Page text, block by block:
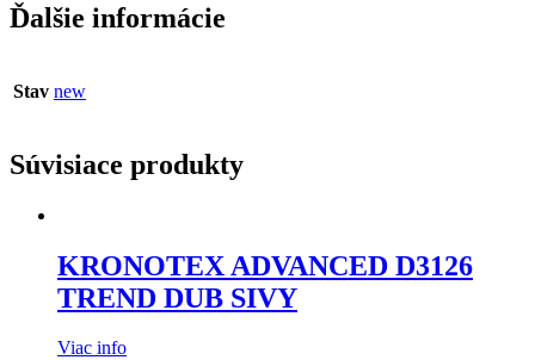
Ďalšie informácie
Stav new
Súvisiace produkty
KRONOTEX ADVANCED D3126
TREND DUB SIVY
Viac info